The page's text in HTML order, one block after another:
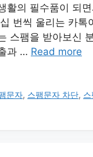
활의 필수품이 되
번씩 울리는 카
스팸을 받아보신
과 … Read more
문자, 스팸문자 차단,